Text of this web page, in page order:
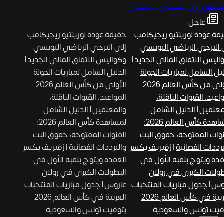
تخطي إلى المحتوى الرئيسي
عاجل
عودة لورينتيو ريجيكامب
الرياضي التونسي
الاتفاق المالي الجديد|
الشامل لمباريات الجولة
الأولى من كأس العالم 2026:
القنوات الناقلة،
|الدليل الشامل
لمشاهدة كأس العالم 2026:
المفتوحة، حقوق البث
الفضائية|زفيريف يكسر
ويتوج بلقبه الأول في
الكبرى في رولان
|جدول مباريات المنتخبات
العربية في كأس العالم 2026
تونس والسعودية
حقيقة عودة لورينتيو ريجيكامب
إلى الترجي الرياضي التونسي
وكواليس الاتفاق المالي الجديد|
الدليل الشامل لمباريات الجولة
الأولى من كأس العالم 2026:
المواعيد، القنوات الناقلة،
والمعلقين|الدليل الشامل
لمشاهدة كأس العالم 2026:
القنوات المفتوحة، حقوق البث
والترددات الفضائية|زفيريف يكسر
العقدة ويتوج بلقبه الأول في
البطولات الكبرى في رولان
غاروس |جدول مباريات المنتخبات
العربية في كأس العالم 2026
بتوقيت تونس والسعودية